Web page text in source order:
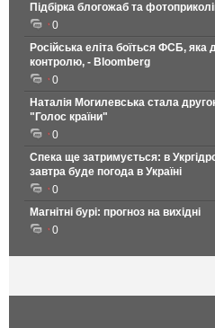
Підбірка блогожаб та
0
Російська еліта боїться ФСБ, яка
контролю, - Bloomberg
0
Наталія Могилевська стала
"Голос країни"
0
Спека ще затримується: в
завтра буде погода в Україні
0
Магнітні бурі: прогноз на вихідні
0